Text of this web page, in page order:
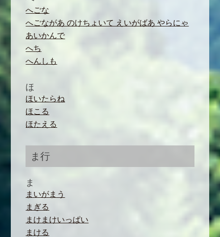
へごな
へごながあ のけちょいて えいがばあ やらにゃ
あいかんで
へち
へんしも
ほ
ほいたらね
ほこる
ほたえる
ま行
ま
まいがまう
まぎる
まけまけいっぱい
まける